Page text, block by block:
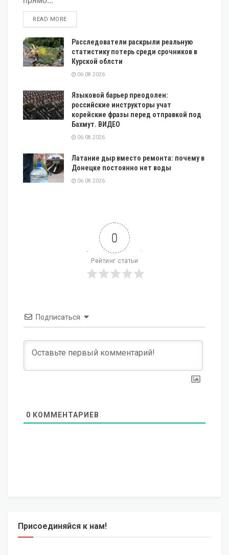
READ MOREDETAILS
Расследователи раскрыли реальную
статистику потерь среди срочников в
Курской облсти
06.08.2026
Языковой барьер преодолен:
российские инструкторы учат
корейские фразы перед отправкой под
Бахмут. ВИДЕО
06.08.2026
Латание дыр вместо ремонта: почему в
Донецке постоянно нет воды
06.08.2026
0
Рейтинг статьи
Подписаться
0 КОММЕНТАРИЕВ
Присоединяйся к нам!